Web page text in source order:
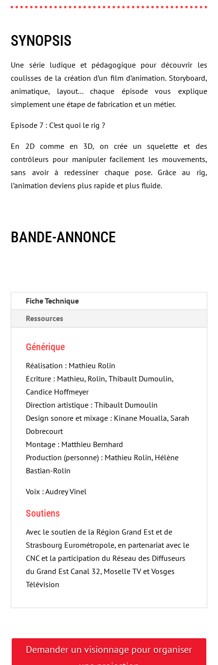
SYNOPSIS
Une série ludique et pédagogique pour découvrir les
coulisses de la création d’un film d’animation. Storyboard,
animatique, layout… chaque épisode vous explique
simplement une étape de fabrication et un métier.
Episode 7 : C’est quoi le rig ?
En 2D comme en 3D, on crée un squelette et des
contrôleurs pour manipuler facilement les mouvements,
sans avoir à redessiner chaque pose. Grâce au rig,
l’animation deviens plus rapide et plus fluide.
BANDE-ANNONCE
Fiche Technique
Ressources
Générique
Réalisation : Mathieu Rolin
Ecriture : Mathieu, Rolin, Thibault Dumoulin,
Candice Hoffmeyer
Direction artistique : Thibault Dumoulin
Design sonore et mixage : Kinane Moualla, Sarah
Dobrecourt
Montage : Matthieu Bernhard
Production (personne) : Mathieu Rolin, Hélène
Bastian-Rolin
Voix : Audrey Vinel
Soutiens
Avec le soutien de la Région Grand Est et de
Strasbourg Eurométropole, en partenariat avec le
CNC et la participation du Réseau des Diffuseurs
du Grand Est Canal 32, Moselle TV et Vosges
Télévision
Demander un visionnage pour organiser